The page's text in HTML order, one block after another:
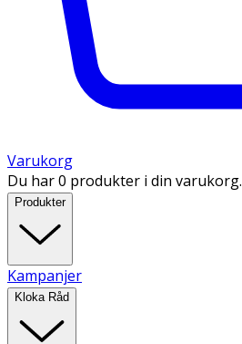
Varukorg
Du har 0 produkter i din varukorg.
Produkter
Kampanjer
Kloka Råd